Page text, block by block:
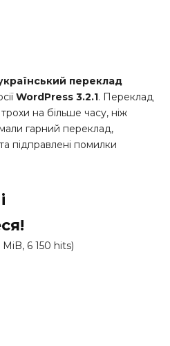
переклад
WordPress 3.2.1. Переклад
на більше часу, ніж
гарний переклад,
підправлені помилки
MiB, 6 150 hits)